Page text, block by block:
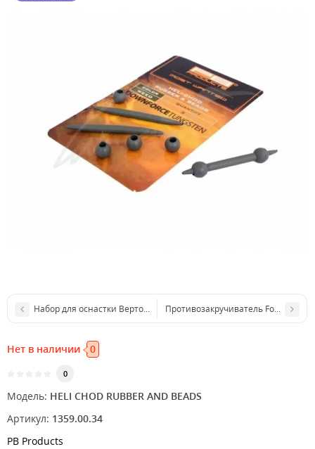
Набор для оснастки Вертолет PB Products HELI CHOD RUBBER AND
Противозакручиватель Fox
Нет в наличии 0
0
Модель: HELI CHOD RUBBER AND BEADS
Артикул: 1359.00.34
PB Products